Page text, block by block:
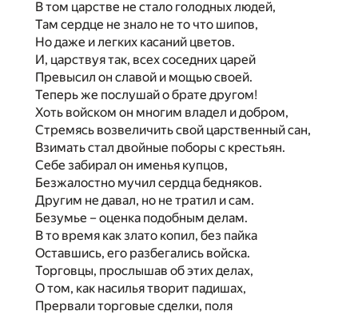
В том царстве не стало голодных людей,
Там сердце не знало не то что шипов,
Но даже и легких касаний цветов.
И, царствуя так, всех соседних царей
Превысил он славой и мощью своей.
Теперь же послушай о брате другом!
Хоть войском он многим владел и добром,
Стремясь возвеличить свой царственный сан,
Взимать стал двойные поборы с крестьян.
Себе забирал он именья купцов,
Безжалостно мучил сердца бедняков.
Другим не давал, но не тратил и сам.
Безумье – оценка подобным делам.
В то время как злато копил, без пайка
Оставшись, его разбегались войска.
Торговцы, прослышав об этих делах,
О том, как насилья творит падишах,
Прервали торговые сделки, поля